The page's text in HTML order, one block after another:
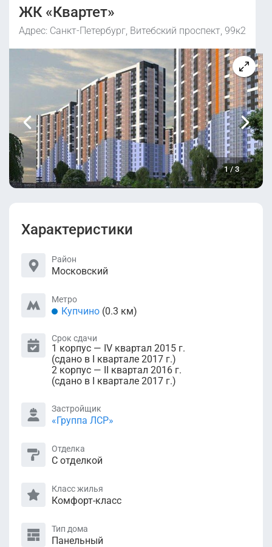
ЖК «Квартет»
Адрес: Санкт-Петербург, Витебский проспект, 99к2
1/3
Характеристики
Район
Московский
Метро
Купчино (0.3 км)
Срок сдачи
1 корпус — IV квартал 2015 г.
(сдано в I квартале 2017 г.)
2 корпус — II квартал 2016 г.
(сдано в I квартале 2017 г.)
Застройщик
«Группа ЛСР»
Отделка
С отделкой
Класс жилья
Комфорт-класс
Тип дома
Панельный